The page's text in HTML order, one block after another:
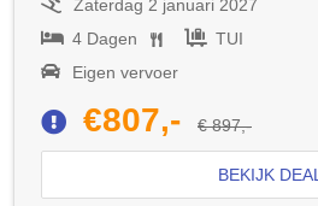
Zaterdag 2 januari 2027
4 Dagen
TUI
Eigen vervoer
€807,- € 897,-
BEKIJK DEAL